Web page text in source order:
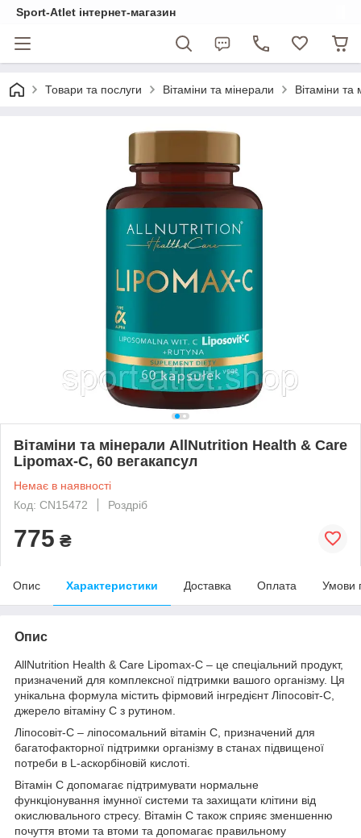
Sport-Atlet інтернет-магазин
Товари та послуги Вітаміни та мінерали Вітаміни
Вітаміни та мінерали AllNutrition Health & Care
Lipomax-C, 60 вегакапсул
Немає в наявності
Код: CN15472
Роздріб
775 ₴
Опис Характеристики Доставка Оплата Умови
Опис
AllNutrition Health & Care Lipomax-C – це спеціальний продукт,
призначений для комплексної підтримки вашого організму. Ця
унікальна формула містить фірмовий інгредієнт Ліпосовіт-С,
джерело вітаміну С з рутином.
Ліпосовіт-С – ліпосомальний вітамін С, призначений для
багатофакторної підтримки організму в станах підвищеної
потреби в L-аскорбіновій кислоті.
Вітамін С допомагає підтримувати нормальне
функціонування імунної системи та захищати клітини від
окислювального стресу. Вітамін С також сприяє зменшенню
почуття втоми та втоми та допомагає правильному